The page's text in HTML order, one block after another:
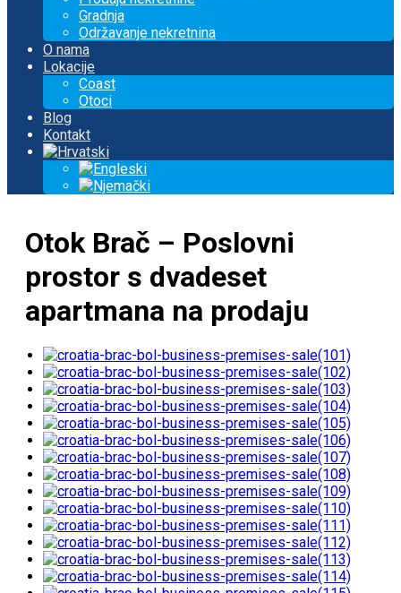
Gradnja
Održavanje nekretnina
O nama
Lokacije
Coast
Otoci
Blog
Kontakt
Otok Brač – Poslovni
prostor s dvadeset
apartmana na prodaju